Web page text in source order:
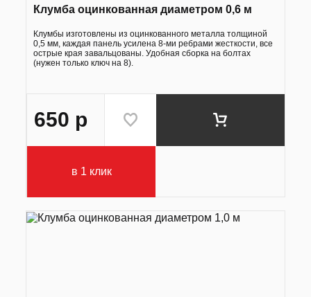
Клумба оцинкованная диаметром 0,6 м
Клумбы изготовлены из оцинкованного металла толщиной
0,5 мм, каждая панель усилена 8-ми ребрами жесткости, все
острые края завальцованы. Удобная сборка на болтах
(нужен только ключ на 8).
650 р
в 1 клик